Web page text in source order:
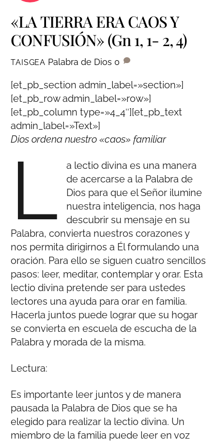
«LA TIERRA ERA CAOS Y
CONFUSIÓN» (Gn 1, 1- 2, 4)
TAISGEA Palabra de Dios 0
[et_pb_section admin_label=»section»]
[et_pb_row admin_label=»row»]
[et_pb_column type=»4_4″][et_pb_text
admin_label=»Text»]
Dios ordena nuestro «caos» familiar
L
a lectio divina es una manera
de acercarse a la Palabra de
Dios para que el Señor ilumine
nuestra inteligencia, nos haga
descubrir su mensaje en su
Palabra, convierta nuestros corazones y
nos permita dirigirnos a Él formulando una
oración. Para ello se siguen cuatro sencillos
pasos: leer, meditar, contemplar y orar. Esta
lectio divina pretende ser para ustedes
lectores una ayuda para orar en familia.
Hacerla juntos puede lograr que su hogar
se convierta en escuela de escucha de la
Palabra y morada de la misma.
Lectura:
Es importante leer juntos y de manera
pausada la Palabra de Dios que se ha
elegido para realizar la lectio divina. Un
miembro de la familia puede leer en voz